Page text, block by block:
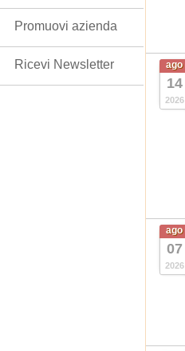
ago
14
2026
ago
07
2026
Promuovi azienda
Ricevi Newsletter